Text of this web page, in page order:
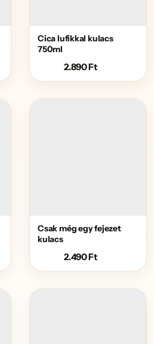
Cica lufikkal kulacs
750ml
2.890Ft
Csak még egy fejezet
kulacs
2.490Ft